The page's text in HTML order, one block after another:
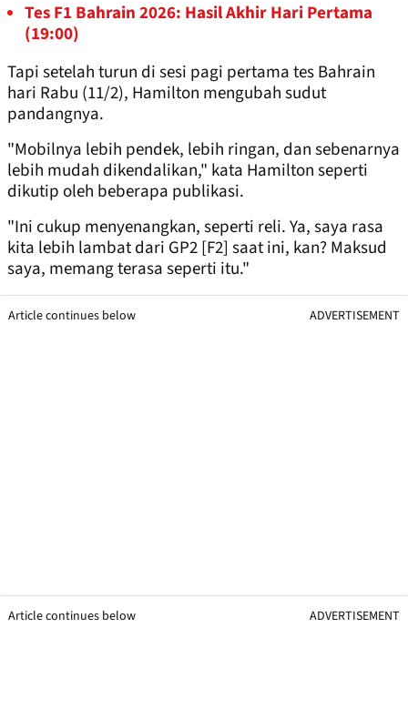
Tes F1 Bahrain 2026: Hasil Akhir Hari Pertama
(19:00)
Tapi setelah turun di sesi pagi pertama tes Bahrain
hari Rabu (11/2), Hamilton mengubah sudut
pandangnya.
"Mobilnya lebih pendek, lebih ringan, dan sebenarnya
lebih mudah dikendalikan," kata Hamilton seperti
dikutip oleh beberapa publikasi.
"Ini cukup menyenangkan, seperti reli. Ya, saya rasa
kita lebih lambat dari GP2 [F2] saat ini, kan? Maksud
saya, memang terasa seperti itu."
Article continues below ADVERTISEMENT
Article continues below ADVERTISEMENT